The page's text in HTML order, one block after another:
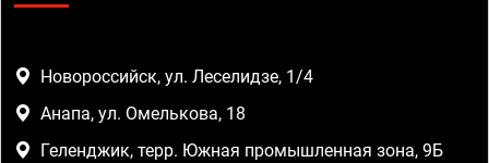
Новороссийск, ул. Леселидзе, 1/4
Анапа, ул. Омелькова, 18
Геленджик, терр. Южная промышленная зона, 9Б